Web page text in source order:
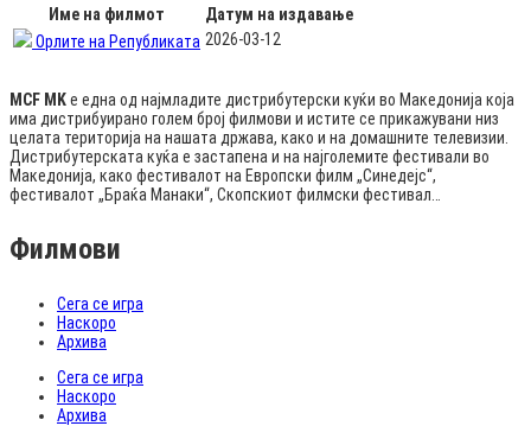
Име на филмот
Датум на издавање
Орлите на Републиката 2026-03-12
MCF MKе една од најмладите дистрибутерски куќи во Македонија која
има дистрибуирано голем број филмови и истите се прикажувани низ
целата територија на нашата држава, како и на домашните телевизии.
Дистрибутерската куќа е застапена и на најголемите фестивали во
Македонија, како фестивалот на Европски филм „Синедејс“,
фестивалот „Браќа Манаки“, Скопскиот филмски фестивал…
Филмови
Сега се игра
Наскоро
Архива
Сега се игра
Наскоро
Архива